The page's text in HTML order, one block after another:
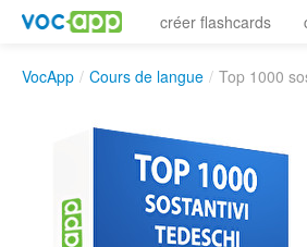
créer flashcards
VocApp / Cours de langue / Top 1000